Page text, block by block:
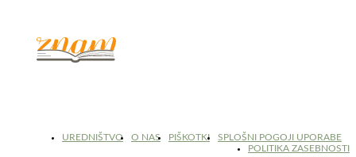
UREDNIŠTVO O NAS PIŠKOTKI
SPLOŠNI POGOJI UPORABE
POLITIKA ZASEBNOSTI